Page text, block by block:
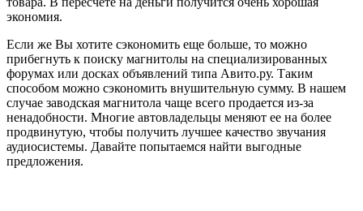
экономия.
Если же Вы хотите сэкономить еще больше, то можно
прибегнуть к поиску магнитолы на специализированных
форумах или досках объявлений типа Авито.ру. Таким
способом можно сэкономить внушительную сумму. В нашем
случае заводская магнитола чаще всего продается из-за
ненадобности. Многие автовладельцы меняют ее на более
продвинутую, чтобы получить лучшее качество звучания
аудиосистемы. Давайте попытаемся найти выгодные
предложения.